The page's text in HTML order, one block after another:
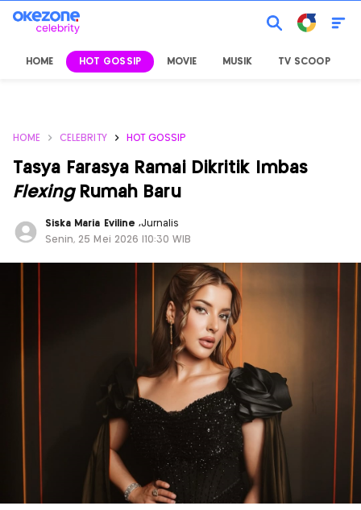
HOME HOT GOSSIP MOVIE MUSIK TV SCOOP
HOME CELEBRITY HOT GOSSIP
Tasya Farasya Ramai Dikritik Imbas
FlexingRumah Baru
Siska Maria Eviline ,Jurnalis
Senin, 25 Mei 2026 |10:30 WIB